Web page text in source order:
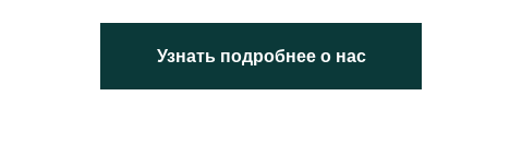
Узнать подробнее о нас